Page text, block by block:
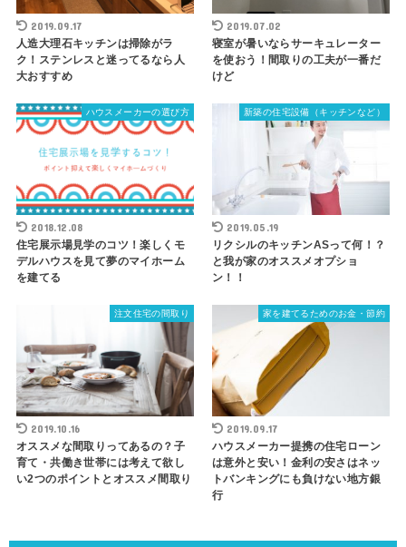
2019.09.17
人造大理石キッチンは掃除がラ
ク！ステンレスと迷ってるなら人
大おすすめ
2019.07.02
寝室が暑いならサーキュレーター
を使おう！間取りの工夫が一番だ
けど
ハウスメーカーの選び方
2018.12.08
住宅展示場見学のコツ！楽しくモ
デルハウスを見て夢のマイホーム
を建てる
新築の住宅設備（キッチンなど）
2019.05.19
リクシルのキッチンASって何！？
と我が家のオススメオプショ
ン！！
注文住宅の間取り
2019.10.16
オススメな間取りってあるの？子
育て・共働き世帯には考えて欲し
い2つのポイントとオススメ間取り
家を建てるためのお金・節約
2019.09.17
ハウスメーカー提携の住宅ローン
は意外と安い！金利の安さはネッ
トバンキングにも負けない地方銀
行